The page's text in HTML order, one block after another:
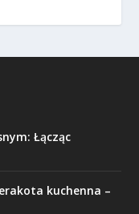
Łącząc
kuchenna –